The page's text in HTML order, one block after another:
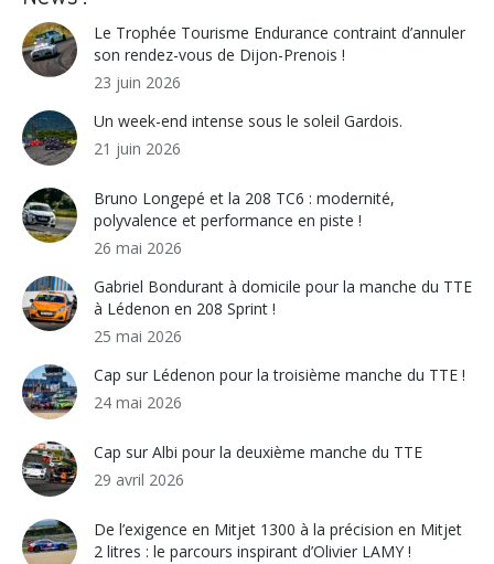
Le Trophée Tourisme Endurance contraint d’annuler
son rendez-vous de Dijon-Prenois !
23 juin 2026
Un week-end intense sous le soleil Gardois.
21 juin 2026
Bruno Longepé et la 208 TC6 : modernité,
polyvalence et performance en piste !
26 mai 2026
Gabriel Bondurant à domicile pour la manche du TTE
à Lédenon en 208 Sprint !
25 mai 2026
Cap sur Lédenon pour la troisième manche du TTE !
24 mai 2026
Cap sur Albi pour la deuxième manche du TTE
29 avril 2026
De l’exigence en Mitjet 1300 à la précision en Mitjet
2 litres : le parcours inspirant d’Olivier LAMY !